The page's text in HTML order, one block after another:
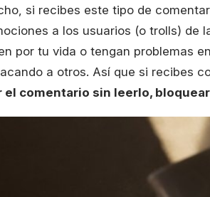
si recibes este tipo de
a los usuarios (o trolls) de
por tu vida o tengan problemas
a otros. Así que si recibes
el comentario sin leerlo,